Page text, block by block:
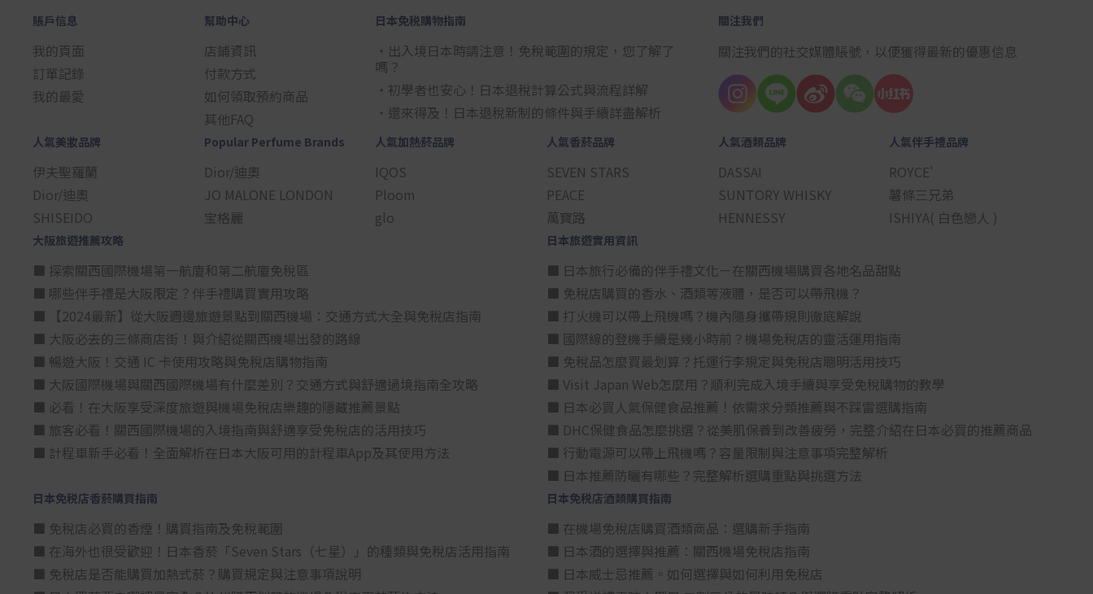
賬戶信息
我的頁面
訂單記錄
我的最愛
幫助中心
店鋪資訊
付款方式
如何領取預約商品
其他FAQ
日本免税購物指南
・出入境日本時請注意！免稅範圍的規定，您了解了
嗎？
・初學者也安心！日本退稅計算公式與流程詳解
・還來得及！日本退稅新制的條件與手續詳盡解析
關注我們
關注我們的社交媒體賬號，以便獲得最新的優惠信息
人氣美妝品牌
伊夫聖羅蘭
Dior/迪奧
SHISEIDO
Popular Perfume Brands
Dior/迪奧
JO MALONE LONDON
宝格麗
人氣加熱菸品牌
IQOS
Ploom
glo
人氣香菸品牌
SEVEN STARS
PEACE
萬寶路
人氣酒類品牌
DASSAI
SUNTORY WHISKY
HENNESSY
人氣伴手禮品牌
ROYCE'
薯條三兄弟
ISHIYA( 白色戀人 )
大阪旅遊推薦攻略
■ 探索關西國際機場第一航廈和第二航廈免稅區
■ 哪些伴手禮是大阪限定？伴手禮購買實用攻略
■ 【2024最新】從大阪週邊旅遊景點到關西機場：交通方式大全與免稅店指南
■ 大阪必去的三條商店街！與介紹從關西機場出發的路線
■ 暢遊大阪！交通 IC 卡使用攻略與免稅店購物指南
■ 大阪國際機場與關西國際機場有什麼差別？交通方式與舒適過境指南全攻略
■ 必看！在大阪享受深度旅遊與機場免稅店樂趣的隱藏推薦景點
■ 旅客必看！關西國際機場的入境指南與舒適享受免稅店的活用技巧
■ 計程車新手必看！全面解析在日本大阪可用的計程車App及其使用方法
日本旅遊實用資訊
■ 日本旅行必備的伴手禮文化－在關西機場購買各地名品甜點
■ 免稅店購買的香水、酒類等液體，是否可以帶飛機？
■ 打火機可以帶上飛機嗎？機內隨身攜帶規則徹底解說
■ 國際線的登機手續是幾小時前？機場免稅店的靈活運用指南
■ 免稅品怎麼買最划算？托運行李規定與免稅店聰明活用技巧
■ Visit Japan Web怎麼用？順利完成入境手續與享受免稅購物的教學
■ 日本必買人氣保健食品推薦！依需求分類推薦與不踩雷選購指南
■ DHC保健食品怎麼挑選？從美肌保養到改善疲勞，完整介紹在日本必買的推薦商品
■ 行動電源可以帶上飛機嗎？容量限制與注意事項完整解析
■ 日本推薦防曬有哪些？完整解析選購重點與挑選方法
日本免税店香菸購買指南
■ 免稅店必買的香煙！購買指南及免稅範圍
■ 在海外也很受歡迎！日本香菸「Seven Stars（七星）」的種類與免稅店活用指南
■ 免稅店是否能購買加熱式菸？購買規定與注意事項說明
日本免税店酒類購買指南
■ 在機場免稅店購買酒類商品：選購新手指南
■ 日本酒的選擇與推薦：關西機場免稅店指南
■ 日本威士忌推薦。如何選擇與如何利用免稅店